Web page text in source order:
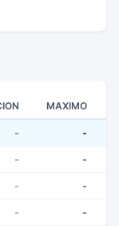
MAXIMO
- -
- -
- -
- -